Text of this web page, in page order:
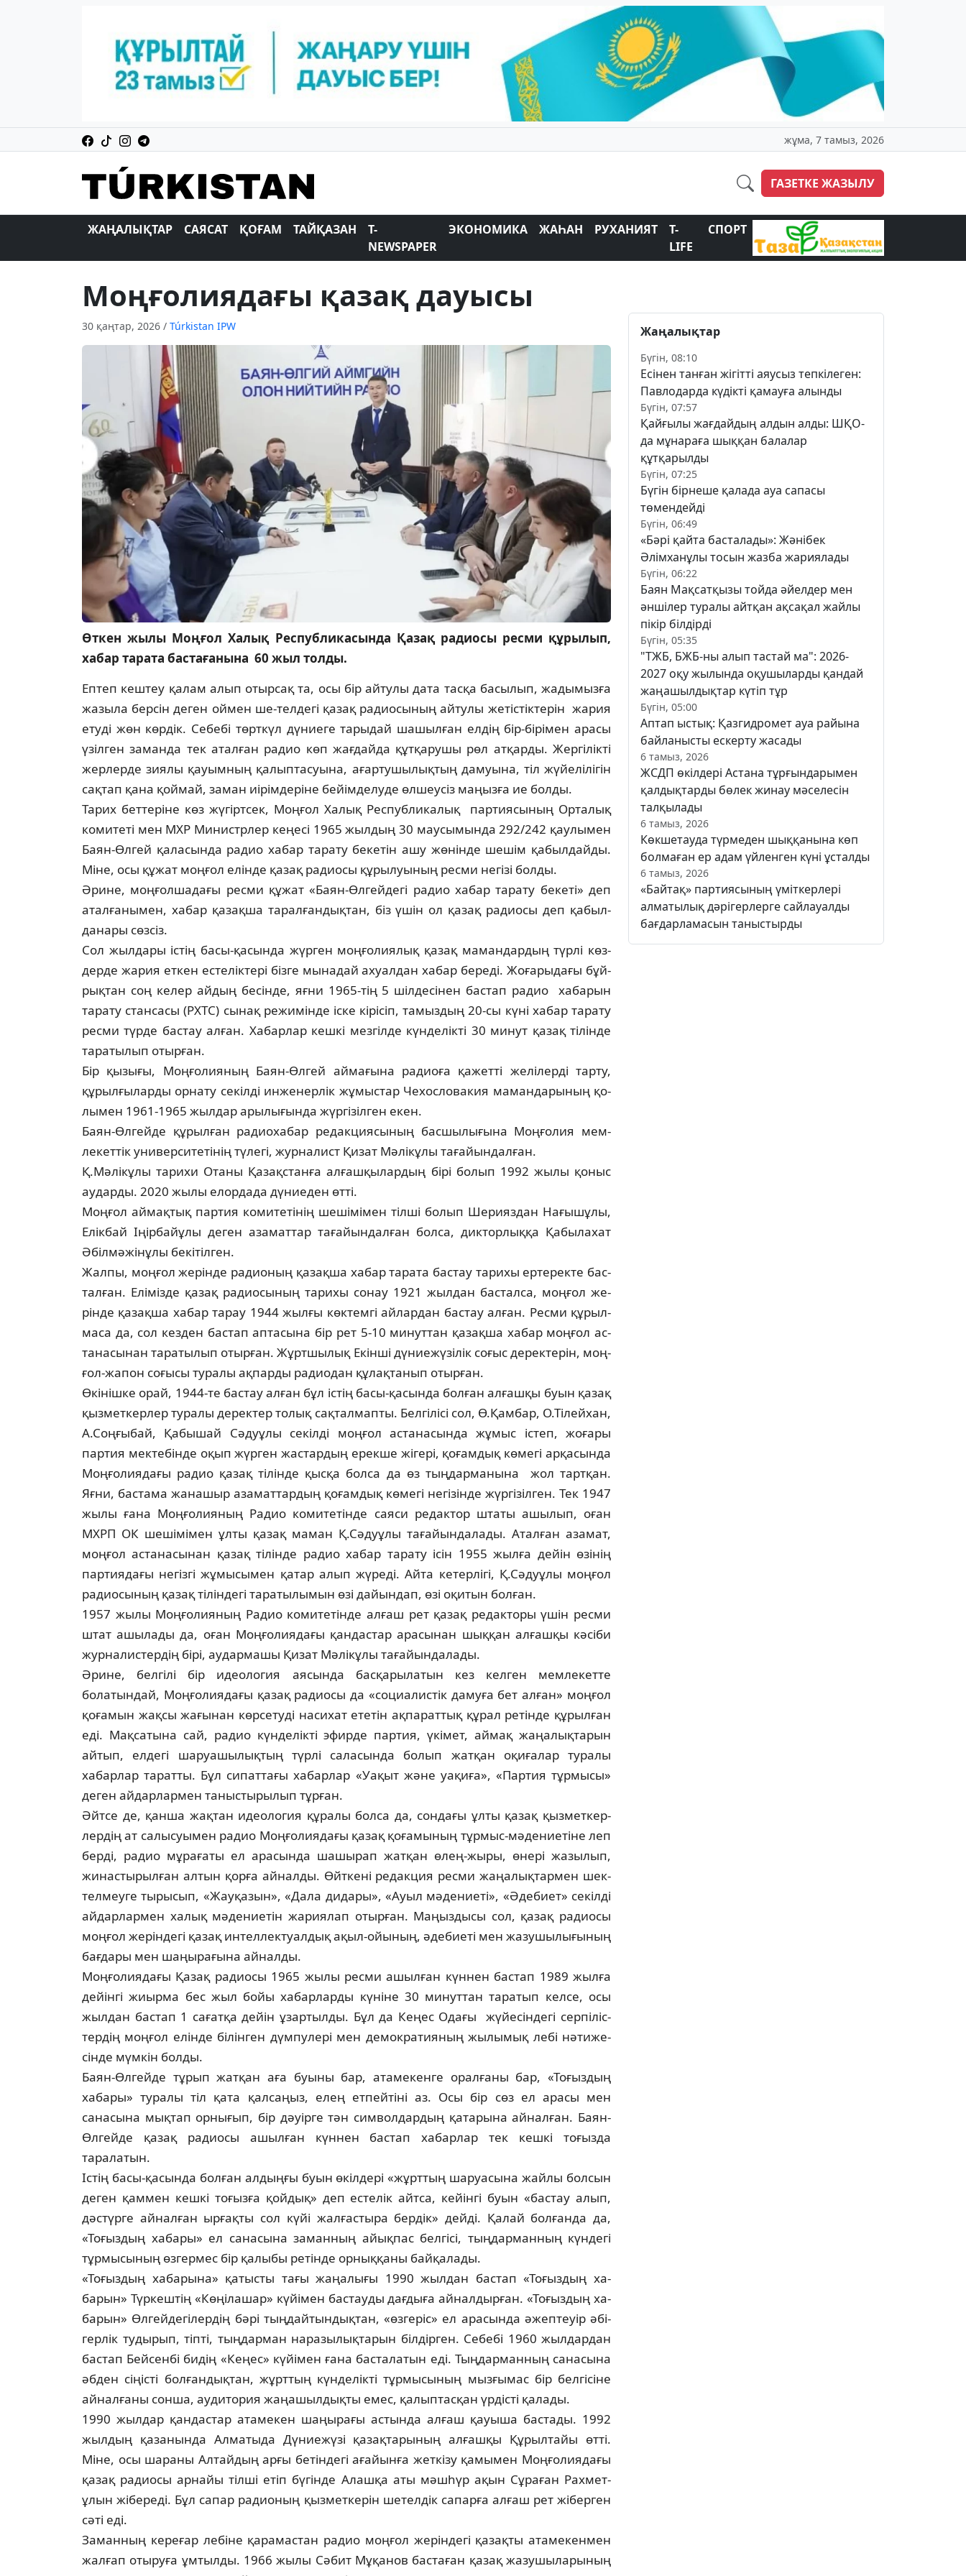
жұма, 7 тамыз, 2026
ГАЗЕТКЕ ЖАЗЫЛУ
ЖАҢАЛЫҚТАР САЯСАТ ҚОҒАМ ТАЙҚАЗАН
T-
NEWSPAPER
ЭКОНОМИКА ЖАҺАН РУХАНИЯТ
T-
LIFE
СПОРТ
Моңғолиядағы қазақ дауысы
30 қаңтар, 2026 / Túrkіstan IPW
Өткен жылы Моңғол Халық Республикасында Қазақ радиосы ресми құрылып,
хабар тарата бастағанына 60 жыл толды.
Ептеп кештеу қалам алып отырсақ та, осы бір айтулы дата тасқа басылып, жа­­­дымызға
жазыла берсін деген оймен ше-т­ел­дегі қазақ радиосының айтулы жетіс­тік­те­рін жария
етуді жөн көрдік. Себебі төрт­күл дүниеге тарыдай шашылған елдің бір-бірімен арасы
үзілген заманда тек аталған радио көп жағдайда құтқарушы рөл ат­қар­ды. Жергілікті
жерлерде зиялы қауымның қалып­тасуына, ағартушылықтың дамуына, тіл жүйелілігін
сақтап қана қоймай, заман иірімдеріне бейімделуде өлшеусіз маңызға ие болды.
Тарих беттеріне көз жүгіртсек, Моңғол Халық Республикалық партиясының Ор­талық
комитеті мен МХР Министрлер кеңе­сі 1965 жылдың 30 маусымында 292/242 қау­лымен
Баян-Өлгей қаласында радио ха­бар тарату бекетін ашу жөнінде шешім қа­былдайды.
Міне, осы құжат моңғол елінде қа­зақ радиосы құрылуының ресми негізі бол­ды.
Әрине, моңғолшадағы ресми құжат «Баян-Өлгейдегі радио хабар тарату бекеті» деп
аталғанымен, хабар қазақша тарал­ған­дық­тан, біз үшін ол қазақ радиосы деп қа­­­был­
данары сөзсіз.
Сол жылдары істің басы-қасында жүрген моңғолиялық қазақ мамандардың түрлі көз­
дерде жария еткен естеліктері бізге мы­надай ахуалдан хабар береді. Жоғарыдағы бұй­
рықтан соң келер айдың бесінде, яғни 1965-тің 5 шілдесінен бастап радио хаба­рын
тарату стансасы (РХТС) сынақ режи­мін­де іске кірісіп, тамыздың 20-сы күні ха­бар тарату
ресми түрде бастау алған. Ха­барлар кешкі мезгілде күнделікті 30 минут қа­зақ тілінде
таратылып отырған.
Бір қызығы, Моңғолияның Баян-Өлгей аймағына радиоға қажетті желілерді тарту,
құрылғыларды орнату секілді инженерлік жұ­мыстар Чехословакия мамандарының қо­
лымен 1961-1965 жылдар арылығында жүр­гізілген екен.
Баян-Өлгейде құрылған радиохабар ре­дакциясының басшылығына Моңғолия мем­
лекеттік университетінің түлегі, жур­налист Қизат Мәлікұлы тағайындалған.
Қ.Мәлікұлы тарихи Отаны Қазақстанға ал­ғашқылардың бірі болып 1992 жылы қо­ныс
аударды. 2020 жылы елордада дүниеден өтті.
Моңғол аймақтық партия коми­те­ті­нің шешімімен тілші болып Ше­рия­з­­дан Нағышұлы,
Елікбай Іңірбайұлы де­­ген азаматтар тағайындалған болса, дик­тор­лыққа Қабылахат
Әбілмәжінұлы бе­кі­тілген.
Жалпы, моңғол жерінде радионың қа­зақ­ша хабар тарата бастау тарихы ертеректе бас­
талған. Елімізде қазақ радиосының та­ри­хы сонау 1921 жылдан басталса, моңғол же­
рінде қазақша хабар тарау 1944 жылғы көк­темгі айлардан бастау алған. Ресми құ­рыл­­
маса да, сол кезден бастап аптасына бір рет 5-10 минуттан қазақша хабар моңғол ас­­
танасынан таратылып отырған. Жұрт­шы­лық Екінші дүниежүзілік соғыс деректерін, моң­
ғол-жапон соғысы туралы ақпарды ра­диодан құлақтанып отырған.
Өкінішке орай, 1944-те бастау алған бұл іс­тің басы-қасында болған алғашқы буын қа­зақ
қызметкерлер туралы деректер толық сақ­талмапты. Белгілісі сол, Ө.Қамбар, О.Ті­лей­хан,
А.Соңғыбай, Қабышай Сәдуұлы се­кіл­­ді моңғол астанасында жұмыс істеп, жо­ғары
партия мектебінде оқып жүрген жас­тардың ерекше жігері, қоғамдық көмегі ар­қасында
Моңғолиядағы радио қазақ ті­лінде қысқа болса да өз тыңдарманына жол тартқан.
Яғни, бастама жанашыр азамат­тар­дың қоғамдық көмегі негізінде жүргізілген. Тек 1947
жылы ғана Моңғолияның Радио ко­­митетінде саяси редактор штаты ашылып, оған
МХРП ОК шешімімен ұлты қазақ ма­ман Қ.Сәдуұлы тағайындалады. Аталған аза­мат,
моңғол астанасынан қазақ тілінде ра­дио хабар тарату ісін 1955 жылға дейін өзі­нің
партиядағы негізгі жұмысымен қатар алып жүреді. Айта кетерлігі, Қ.Сәдуұлы моң­ғол
радиосының қазақ тіліндегі тара­ты­лы­мын өзі дайындап, өзі оқитын болған.
1957 жылы Моңғолияның Радио коми­те­­­тінде алғаш рет қазақ редакторы үшін рес­ми
штат ашылады да, оған Моңғолиядағы қан­дастар арасынан шыққан алғашқы кәсі­би
журналистердің бірі, аудармашы Қизат Мәлікұлы тағайындалады.
Әрине, белгілі бір идеология аясында бас­қарылатын кез келген мемлекет­те
болатындай, Моңғолиядағы қазақ радио­сы да «социалистік дамуға бет алған» моң­ғол
қоғамын жақсы жағынан көрсетуді на­­­­­сихат ететін ақпараттық құрал ретінде құ­рылған
еді. Мақсатына сай, радио күн­де­лік­ті эфирде партия, үкімет, аймақ жаңа­лық­тарын
айтып, елдегі шаруашылықтың түрлі саласында болып жатқан оқиғалар ту­ралы
хабарлар таратты. Бұл сипаттағы ха­барлар «Уақыт және уақиға», «Партия тұр­мы­сы»
деген айдарлармен таныстырылып тұр­ған.
Әйтсе де, қанша жақтан идеология құ­ра­л­ы болса да, сондағы ұлты қазақ қыз­мет­кер­
лердің ат салысуымен радио Моңғо­лия­да­ғы қазақ қоғамының тұрмыс-мәдениетіне леп
берді, радио мұрағаты ел арасында ша­шырап жатқан өлең-жыры, өнері жа­зы­лып,
жинастырылған алтын қорға ай­налды. Өйт­кені редакция ресми жаңалықтармен шек­
телмеуге тырысып, «Жауқазын», «Дала ди­дары», «Ауыл мәдениеті», «Әдебиет» секіл­ді
айдарлармен халық мәдениетін жариялап отыр­ған. Маңыздысы сол, қазақ радиосы
моң­ғол жеріндегі қазақ интеллектуалдық ақыл-ойының, әдебиеті мен жазушы­лы­ғы­ның
бағдары мен шаңырағына айналды.
Моңғолиядағы Қазақ радиосы 1965 жы­лы ресми ашылған күннен бастап 1989 жыл­ға
дейінгі жиырма бес жыл бойы хабар­лар­ды күніне 30 минуттан таратып келсе, осы
жылдан бастап 1 сағатқа дейін ұзар­тыл­ды. Бұл да Кеңес Одағы жүйесіндегі сер­пі­ліс­
тердің моңғол елінде білінген дүмпулері мен демократияның жылымық лебі нәти­же­
сінде мүмкін болды.
Баян-Өлгейде тұрып жатқан аға буы­ны бар, атамекенге оралғаны бар, «То­ғыздың
хабары» туралы тіл қата қал­саңыз, елең етпейтіні аз. Осы бір сөз ел ара­сы мен
санасына мықтап орнығып, бір дәуір­ге тән символдардың қатарына айнал­ған. Баян-
Өлгейде қазақ радиосы ашылған күннен бастап хабарлар тек кешкі тоғызда
таралатын.
Істің басы-қасында болған алдыңғы буын өкілдері «жұрттың шаруасына жайлы бол­сын
деген қаммен кешкі тоғызға қой­дық» деп естелік айтса, кейінгі буын «бастау алып,
дәстүрге айналған ырғақты сол күйі жал­ғастыра бердік» дейді. Қалай болғанда да,
«Тоғыздың хабары» ел санасына заман­ның айықпас белгісі, тыңдарманның күндегі
тұрмысының өзгермес бір қалыбы ретінде орныққаны байқалады.
«Тоғыздың хабарына» қатысты тағы жаңа­лығы 1990 жылдан бастап «Тоғыздың ха­
барын» Түркештің «Көңілашар» күйімен бас­тауды дағдыға айналдырған. «Тоғыздың ха­
барын» Өлгейдегілердің бәрі тың­дай­тын­дықтан, «өзгеріс» ел арасында әжептеуір әбі­­
герлік тудырып, тіпті, тыңдарман нара­зы­лықтарын білдірген. Себебі 1960 жыл­дар­дан
бастап Бейсенбі бидің «Кеңес» күйі­мен ғана басталатын еді. Тыңдарманның са­на­сына
әбден сіңісті болғандықтан, жұрттың күнделікті тұрмысының мызғымас бір бел­гісіне
айналғаны сонша, аудитория жаңа­шылдықты емес, қалыптасқан үрдісті қа­лады.
1990 жылдар қандастар атамекен шаңы­ра­ғы астында алғаш қауыша бастады. 1992
жыл­дың қазанында Алматыда Дүниежүзі қа­зақтарының алғашқы Құрылтайы өтті.
Міне, осы шараны Алтайдың арғы бетіндегі ағайынға жеткізу қамымен Моңғолиядағы
қазақ радиосы арнайы тілші етіп бүгінде Алашқа аты мәшһүр ақын Сұраған Рахмет­
ұлын жібереді. Бұл сапар радионың қызмет­керін шетелдік сапарға алғаш рет жіберген
сәті еді.
Заманның кереғар лебіне қарамастан радио моңғол жеріндегі қазақты атамекен­мен
жалғап отыруға ұмтылды. 1966 жылы Сәбит Мұқанов бастаған қазақ жазушы­лары­ның
Жаңалықтар
Бүгін, 08:10
Есінен танған жігітті аяусыз тепкілеген:
Павлодарда күдікті қамауға алынды
Бүгін, 07:57
Қайғылы жағдайдың алдын алды: ШҚО-
да мұнараға шыққан балалар
құтқарылды
Бүгін, 07:25
Бүгін бірнеше қалада ауа сапасы
төмендейді
Бүгін, 06:49
«Бәрі қайта басталады»: Жәнібек
Әлімханұлы тосын жазба жариялады
Бүгін, 06:22
Баян Мақсатқызы тойда әйелдер мен
әншілер туралы айтқан ақсақал жайлы
пікір білдірді
Бүгін, 05:35
"ТЖБ, БЖБ-ны алып тастай ма": 2026-
2027 оқу жылында оқушыларды қандай
жаңашылдықтар күтіп тұр
Бүгін, 05:00
Аптап ыстық: Қазгидромет ауа райына
байланысты ескерту жасады
6 тамыз, 2026
ЖСДП өкілдері Астана тұрғындарымен
қалдықтарды бөлек жинау мәселесін
талқылады
6 тамыз, 2026
Көкшетауда түрмеден шыққанына көп
болмаған ер адам үйленген күні ұсталды
6 тамыз, 2026
«Байтақ» партиясының үміткерлері
алматылық дәрігерлерге сайлауалды
бағдарламасын таныстырды